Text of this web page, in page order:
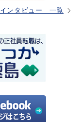
インタビュー 一覧